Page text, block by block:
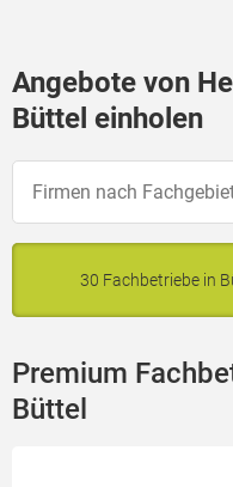
Angebote von
Büttel einholen
30 Fachbetriebe in
Premium
Büttel